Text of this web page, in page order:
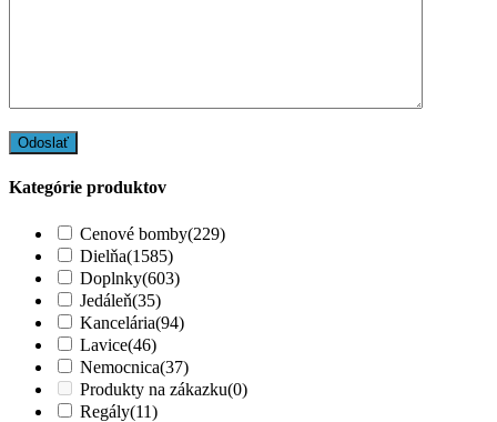
Kategórie produktov
Cenové bomby(229)
Dielňa(1585)
Doplnky(603)
Jedáleň(35)
Kancelária(94)
Lavice(46)
Nemocnica(37)
Produkty na zákazku(0)
Regály(11)